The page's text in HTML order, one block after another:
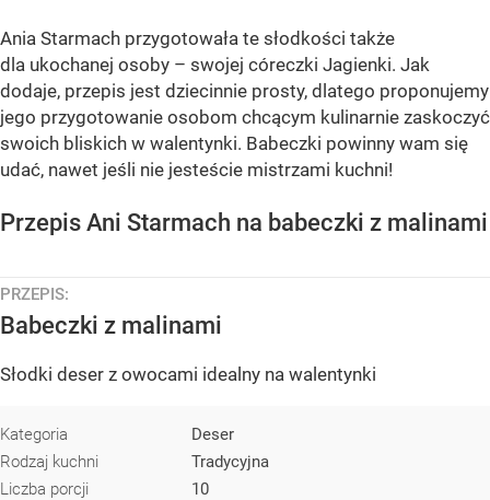
Ania Starmach przygotowała te słodkości także
dla ukochanej osoby – swojej córeczki Jagienki. Jak
dodaje, przepis jest dziecinnie prosty, dlatego proponujemy
jego przygotowanie osobom chcącym kulinarnie zaskoczyć
swoich bliskich w walentynki. Babeczki powinny wam się
udać, nawet jeśli nie jesteście mistrzami kuchni!
Przepis Ani Starmach na babeczki z malinami
PRZEPIS:
Babeczki z malinami
Słodki deser z owocami idealny na walentynki
Kategoria
Deser
Rodzaj kuchni
Tradycyjna
Liczba porcji
10